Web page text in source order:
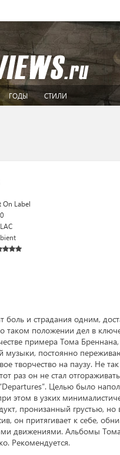
ГОДЫ СТИЛИ
On Label
боль и страдания одним,
таком положении дел в
примера Тома Бреннана,
музыки, постоянно
творчество на паузу. Не
раз он не стал
Целью было
этом в узких
пронизанный грустью,
он притягивает к себе,
движениями. Альбомы
Рекомендуется.